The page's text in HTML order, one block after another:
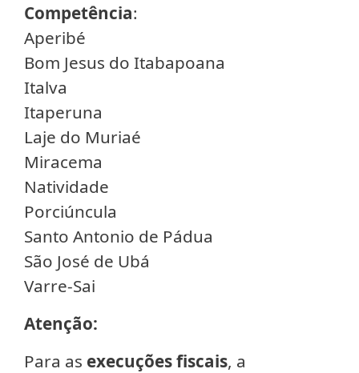
Competência:
Aperibé
Bom Jesus do Itabapoana
Italva
Itaperuna
Laje do Muriaé
Miracema
Natividade
Porciúncula
Santo Antonio de Pádua
São José de Ubá
Varre-Sai
Atenção:
Para as execuções fiscais, a